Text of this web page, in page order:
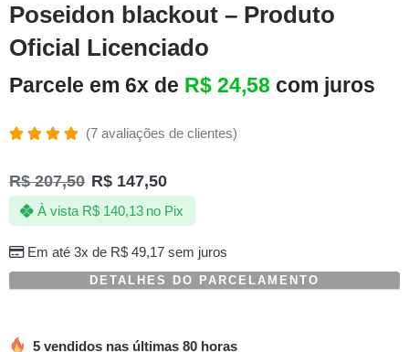
Poseidon blackout – Produto
Oficial Licenciado
Parcele em 6x de R$ 24,58 com juros
4.86de 5,
com
baseado
em
de
clientes
(7avaliações de clientes)
R$207,50 R$ 147,50
Em até 3x de R$49,17sem juros
À vista R$140,13 no Pix
DETALHES DO PARCELAMENTO
5 vendidos nas últimas 80 horas